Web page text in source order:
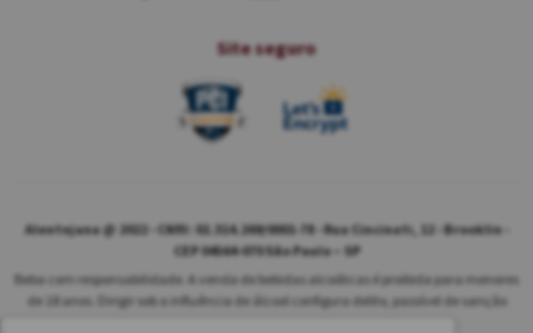
Site seguro
Alentejana @ 2022 - CNPJ: 02.314.269/0001-78 - Rua Cincinati, 12 - Brooklin -
CEP 04564-070 São Paulo – SP
Beba com responsabilidade. A venda de bebidas alcoólicas é proibida para menores
de 18 anos. Dirigir sob a influência de álcool configura delito, passível de sanção